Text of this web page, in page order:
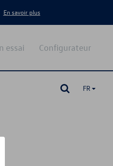
En savoir plus
Configurateur
essai
FR